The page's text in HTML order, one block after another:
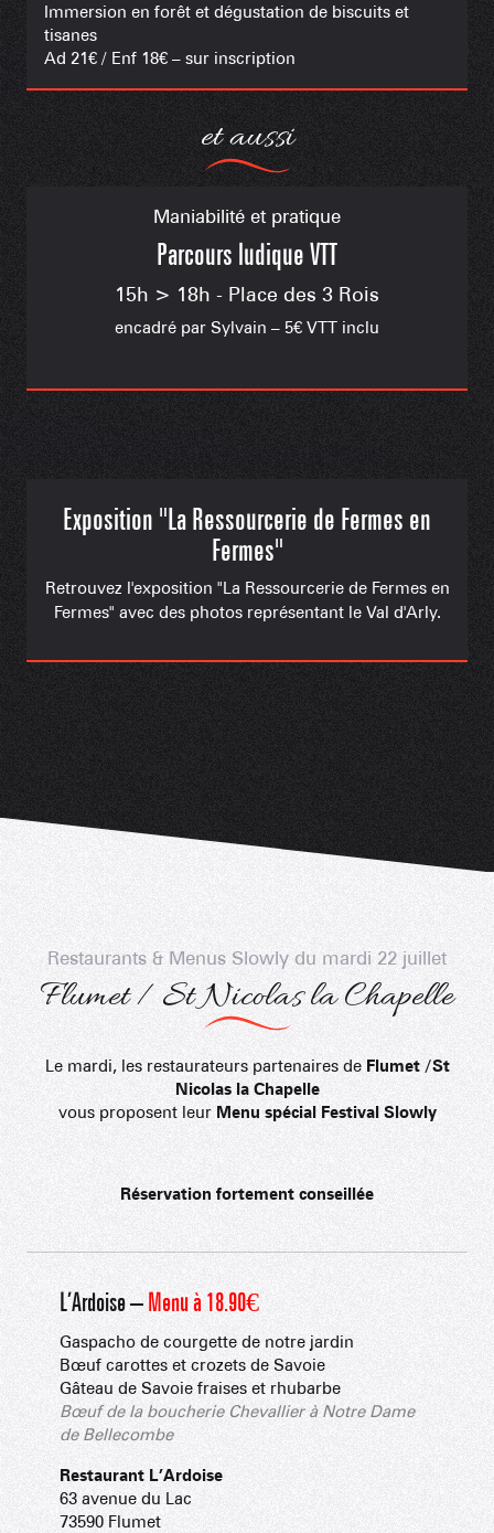
Immersion en forêt et dégustation de biscuits et
tisanes
Ad 21€ / Enf 18€ – sur inscription
et aussi
Maniabilité et pratique
Parcours ludique VTT
15h > 18h - Place des 3 Rois
encadré par Sylvain – 5€ VTT inclu
Exposition "La Ressourcerie de Fermes en
Fermes"
Retrouvez l'exposition "La Ressourcerie de Fermes en
Fermes" avec des photos représentant le Val d'Arly.
Restaurants & Menus Slowly du mardi 22 juillet
Flumet / St Nicolas la Chapelle
Le mardi, les restaurateurs partenaires de Flumet /St
Nicolas la Chapelle
vous proposent leur Menu spécial Festival Slowly
Réservation fortement conseillée
L’Ardoise – Menu à 18.90€
Gaspacho de courgette de notre jardin
Bœuf carottes et crozets de Savoie
Gâteau de Savoie fraises et rhubarbe
Bœuf de la boucherie Chevallier à Notre Dame
de Bellecombe
Restaurant L’Ardoise
63 avenue du Lac
73590 Flumet